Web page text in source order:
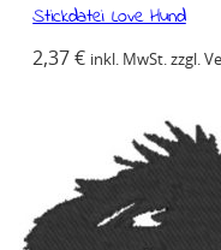
Stickdatei Love Hund
2,37€ inkl. MwSt. zzgl.